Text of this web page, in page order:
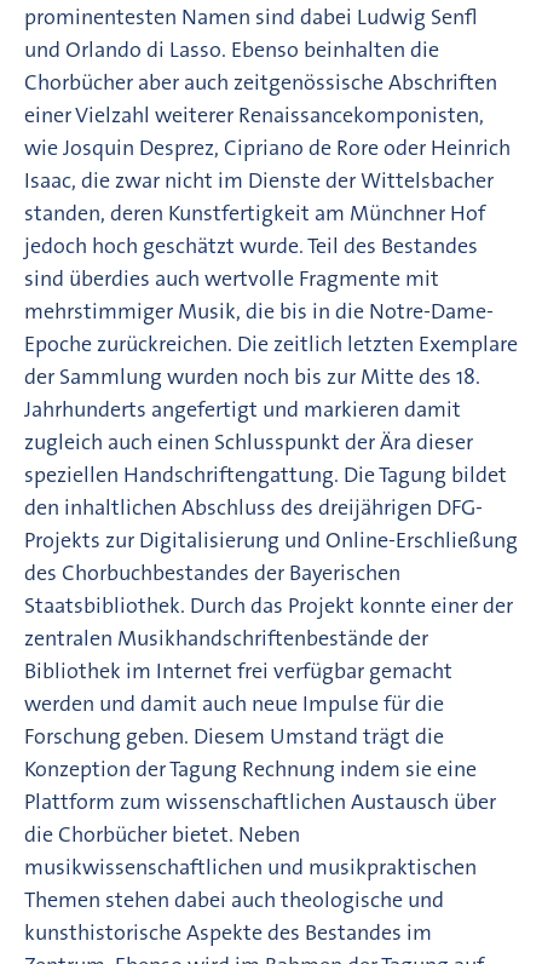
prominentesten Namen sind dabei Ludwig Senfl
und Orlando di Lasso. Ebenso beinhalten die
Chorbücher aber auch zeitgenössische Abschriften
einer Vielzahl weiterer Renaissancekomponisten,
wie Josquin Desprez, Cipriano de Rore oder Heinrich
Isaac, die zwar nicht im Dienste der Wittelsbacher
standen, deren Kunstfertigkeit am Münchner Hof
jedoch hoch geschätzt wurde. Teil des Bestandes
sind überdies auch wertvolle Fragmente mit
mehrstimmiger Musik, die bis in die Notre-Dame-
Epoche zurückreichen. Die zeitlich letzten Exemplare
der Sammlung wurden noch bis zur Mitte des 18.
Jahrhunderts angefertigt und markieren damit
zugleich auch einen Schlusspunkt der Ära dieser
speziellen Handschriftengattung. Die Tagung bildet
den inhaltlichen Abschluss des dreijährigen DFG-
Projekts zur Digitalisierung und Online-Erschließung
des Chorbuchbestandes der Bayerischen
Staatsbibliothek. Durch das Projekt konnte einer der
zentralen Musikhandschriftenbestände der
Bibliothek im Internet frei verfügbar gemacht
werden und damit auch neue Impulse für die
Forschung geben. Diesem Umstand trägt die
Konzeption der Tagung Rechnung indem sie eine
Plattform zum wissenschaftlichen Austausch über
die Chorbücher bietet. Neben
musikwissenschaftlichen und musikpraktischen
Themen stehen dabei auch theologische und
kunsthistorische Aspekte des Bestandes im